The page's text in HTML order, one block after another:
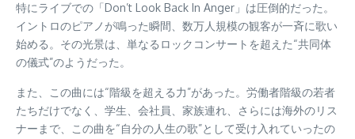
特にライブでの「Don’t Look Back In Anger」は圧倒的だった。
イントロのピアノが鳴った瞬間、数万人規模の観客が一斉に歌い
始める。その光景は、単なるロックコンサートを超えた“共同体
の儀式”のようだった。
また、この曲には“階級を超える力”があった。労働者階級の若者
たちだけでなく、学生、会社員、家族連れ、さらには海外のリス
ナーまで、この曲を“自分の人生の歌”として受け入れていったの